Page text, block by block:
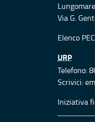
Via G.
Elenco PEC
URP
Telefono:
Scrivici:
Iniziativa